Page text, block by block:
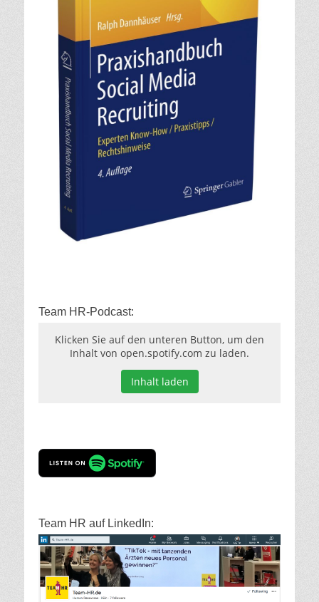
Team HR-Podcast:
Klicken Sie auf den unteren Button, um den
Inhalt von open.spotify.com zu laden.
Inhalt laden
Team HR auf LinkedIn: